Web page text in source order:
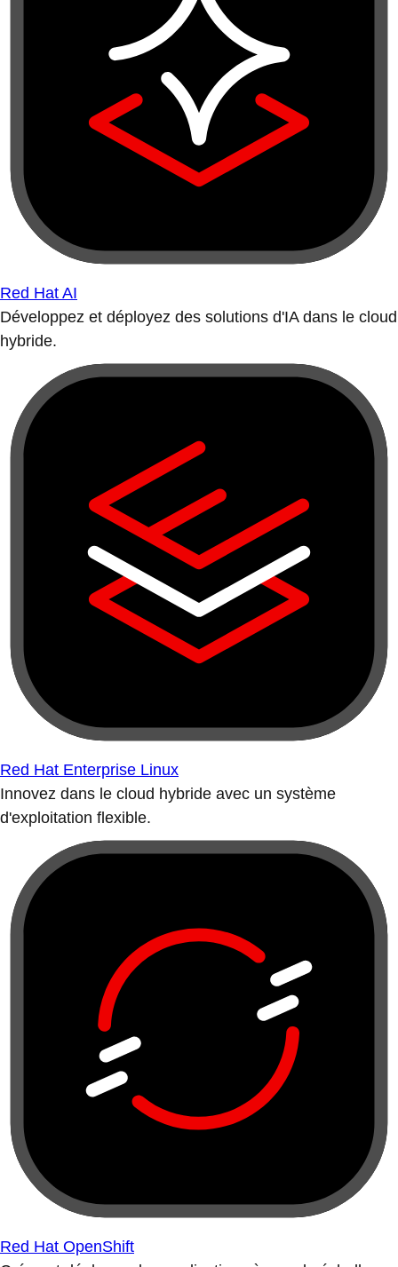
Red Hat AI
Développez et déployez des solutions d'IA dans le cloud
hybride.
Red Hat Enterprise Linux
Innovez dans le cloud hybride avec un système
d'exploitation flexible.
Red Hat OpenShift